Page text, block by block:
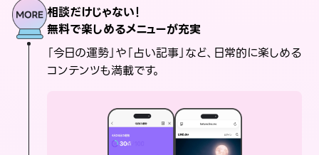
相談だけじゃない！
無料で楽しめるメニューが充実
「今日の運勢」や「占い記事」など、日常的に楽しめる
コンテンツも満載です。